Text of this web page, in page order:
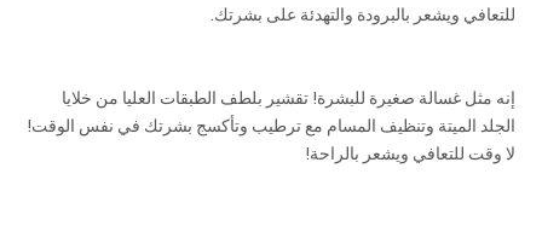
للتعافي ويشعر بالبرودة والتهدئة على بشرتك.
إنه مثل غسالة صغيرة للبشرة! تقشير بلطف الطبقات العليا من خلايا
الجلد الميتة وتنظيف المسام مع ترطيب وتأكسج بشرتك في نفس الوقت!
لا وقت للتعافي ويشعر بالراحة!